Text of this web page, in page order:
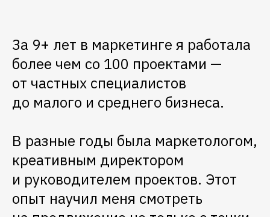
За 9+ лет в маркетинге я работала
более чем со 100 проектами —
от частных специалистов
до малого и среднего бизнеса.
В разные годы была маркетологом,
креативным директором
и руководителем проектов. Этот
опыт научил меня смотреть